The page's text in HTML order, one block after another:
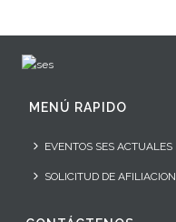
MENÚ RAPIDO
EVENTOS SES ACTUALES
SOLICITUD DE AFILIACION